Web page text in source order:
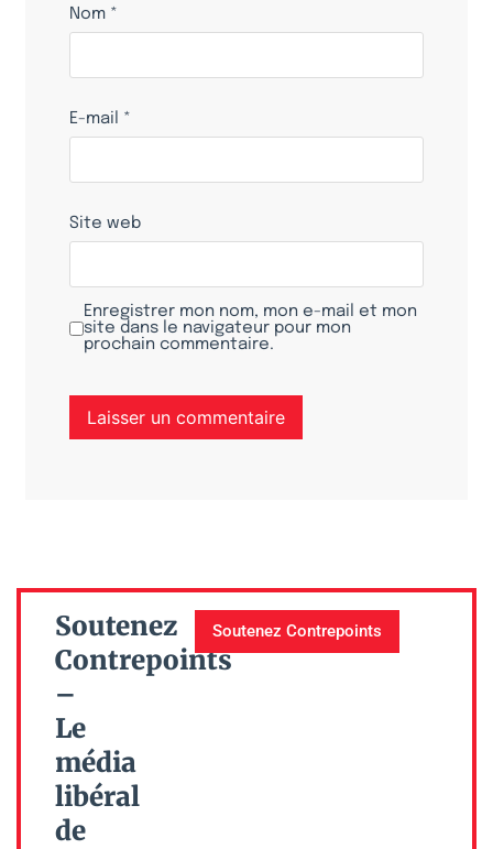
Nom *
E-mail *
Site web
Enregistrer mon nom, mon e-mail et mon
site dans le navigateur pour mon
prochain commentaire.
Soutenez
Contrepoints
–
Le
média
libéral
de
Soutenez Contrepoints